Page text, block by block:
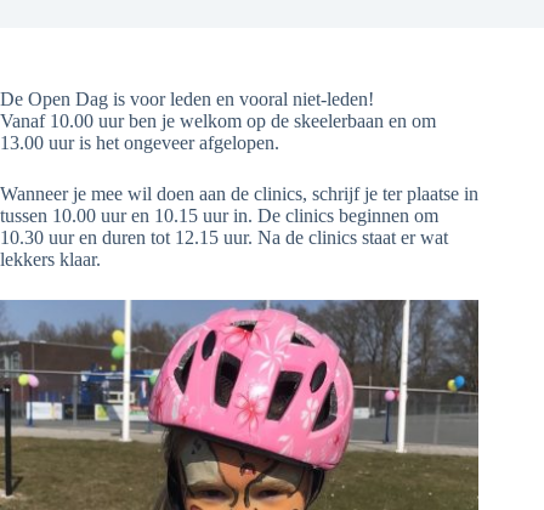
De Open Dag is voor leden en vooral niet-leden!
Vanaf 10.00 uur ben je welkom op de skeelerbaan en om
13.00 uur is het ongeveer afgelopen.
Wanneer je mee wil doen aan de clinics, schrijf je ter plaatse in
tussen 10.00 uur en 10.15 uur in. De clinics beginnen om
10.30 uur en duren tot 12.15 uur. Na de clinics staat er wat
lekkers klaar.